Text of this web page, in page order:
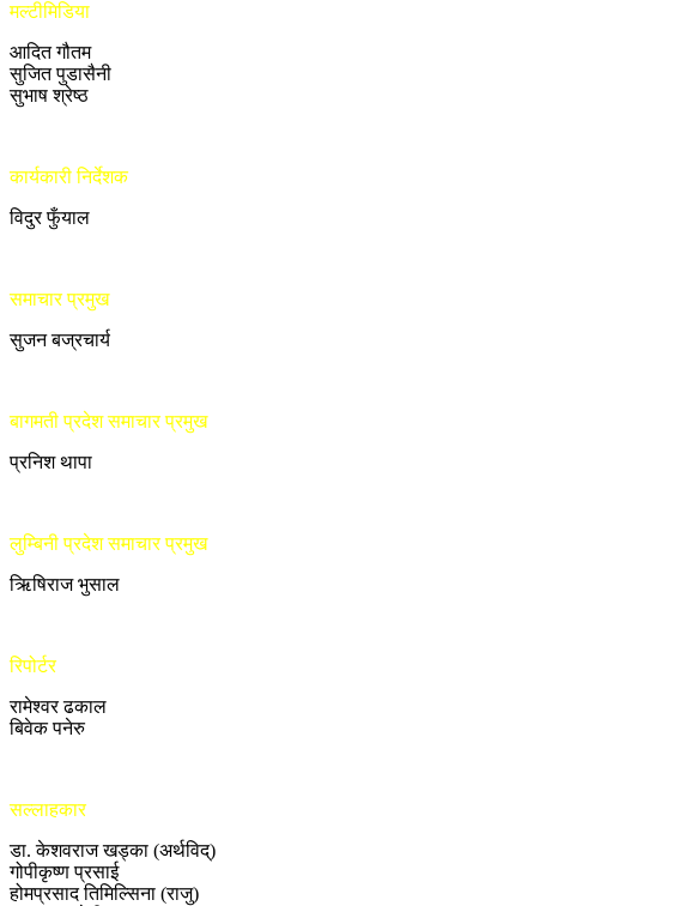
मल्टीमिडिया
आदित गौतम
सुजित पुडासैनी
सुभाष श्रेष्ठ
कार्यकारी निर्देशक
विदुर फुँयाल
समाचार प्रमुख
सुजन बज्रचार्य
बागमती प्रदेश समाचार प्रमुख
प्रनिश थापा
लुम्बिनी प्रदेश समाचार प्रमुख
ऋिषिराज भुसाल
रिपोर्टर
रामेश्वर ढकाल
बिवेक पनेरु
सल्लाहकार
डा. केशवराज खड्का (अर्थविद्)
गोपीकृष्ण प्रसाई
होमप्रसाद तिमिल्सिना (राजु)